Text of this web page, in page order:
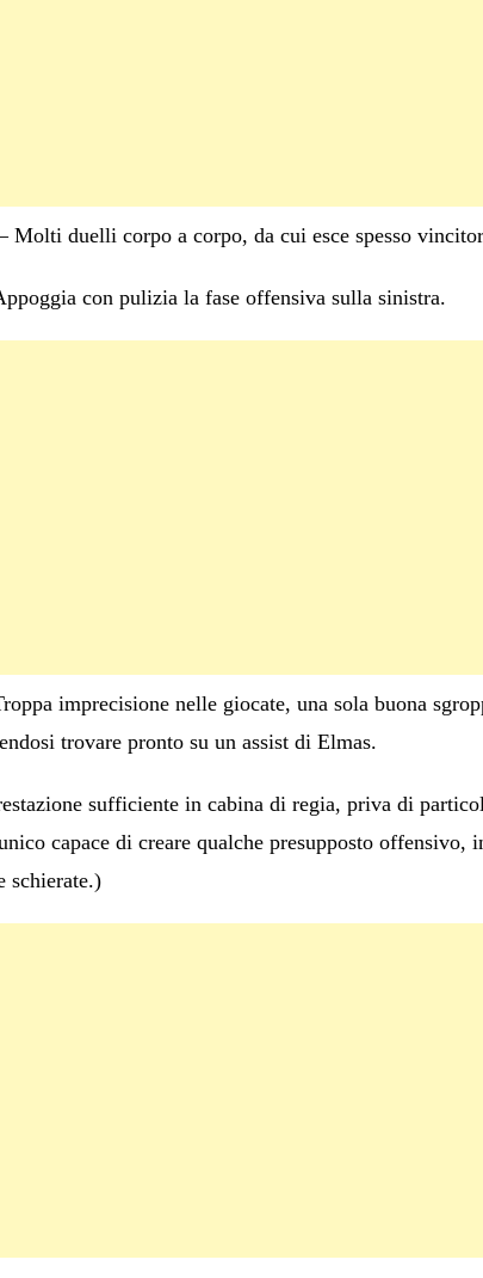
Molti duelli corpo a corpo, da cui esce spesso
con pulizia la fase offensiva sulla sinistra.
imprecisione nelle giocate, una sola buona
trovare pronto su un assist di Elmas.
sufficiente in cabina di regia, priva di
capace di creare qualche presupposto
schierate.)